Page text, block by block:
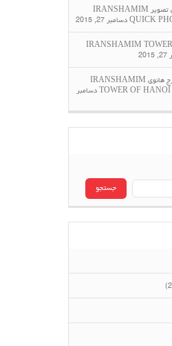
نرم افزار نمایش تصویر IRANSHAMIM
QUICK دسامبر 27, 2015
بازی برج هانوی IRANSHAMIM TOWER
اسکرین سیور برج هانوی IRANSHAMIM
TOWER OF HANOI دسامبر